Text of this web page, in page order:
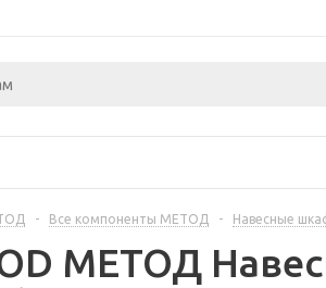
- Все компоненты МЕТОД - Навесные
МЕТОД